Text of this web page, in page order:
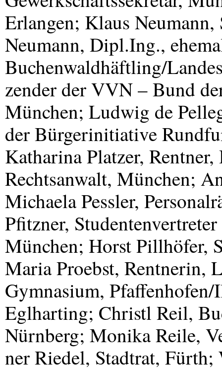
Erlangen; Klaus
Neumann, Dipl.Ing.,
Buchenwaldhäftling/
zender derVVN– Bund
München; Ludwig de
der Bürgerinitiative
Katharina Platzer,
Rechtsanwalt, München;
Michaela Pessler,
Pfitzner,
München; Horst Pillhöfer,
Maria Proebst, Rentnerin,
Gymnasium,
Eglharting; Christl Reil,
Nürnberg; Monika Reile,
ner Riedel, Stadtrat,